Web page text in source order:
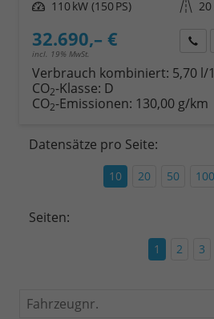
Leistung 110 kW (150 PS) Kilometerstand
32.690,– €
incl. 19% MwSt.
Verbrauch kombiniert: 5,70 l/
CO2-Klasse: D
CO2-Emissionen: 130,00 g/km
Datensätze pro Seite:
10 20 50 100
Seiten:
1 2 3
Fahrzeugnr.